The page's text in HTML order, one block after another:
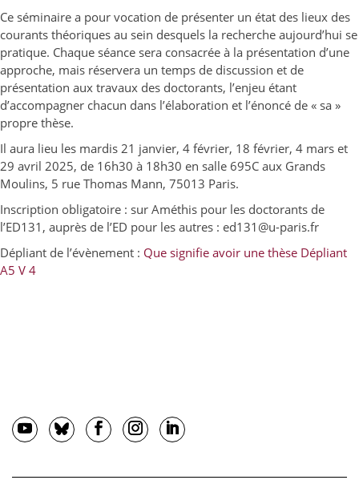
Ce séminaire a pour vocation de présenter un état des lieux des
courants théoriques au sein desquels la recherche aujourd’hui se
pratique. Chaque séance sera consacrée à la présentation d’une
approche, mais réservera un temps de discussion et de
présentation aux travaux des doctorants, l’enjeu étant
d’accompagner chacun dans l’élaboration et l’énoncé de « sa »
propre thèse.
Il aura lieu les mardis 21 janvier, 4 février, 18 février, 4 mars et
29 avril 2025, de 16h30 à 18h30 en salle 695C aux Grands
Moulins, 5 rue Thomas Mann, 75013 Paris.
Inscription obligatoire : sur Améthis pour les doctorants de
l’ED131, auprès de l’ED pour les autres : ed131@u-paris.fr
Dépliant de l’évènement : Que signifie avoir une thèse Dépliant
A5 V 4